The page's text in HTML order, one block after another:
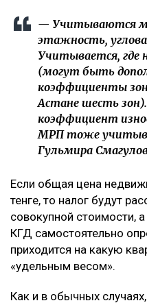
— Учитываются
этажность,
Учитывается, где
(могут быть
коэффициенты
Астане шесть
коэффициент
МРП тоже
Гульмира
Если общая цена
тенге, то налог будут
совокупной стоимости,
КГД самостоятельно
приходится на какую
«удельным весом».
Как и в обычных